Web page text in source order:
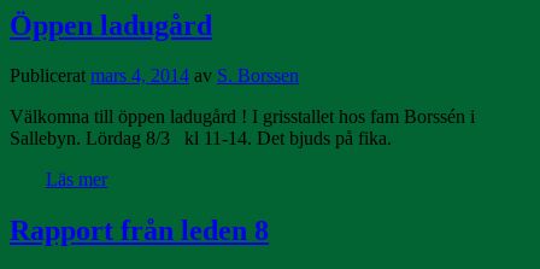
Öppen ladugård
Publicerat mars 4, 2014 av S. Borssen
Välkomna till öppen ladugård ! I grisstallet hos fam Borssén i
Sallebyn. Lördag 8/3 kl 11-14. Det bjuds på fika.
Läs mer
Rapport från leden 8